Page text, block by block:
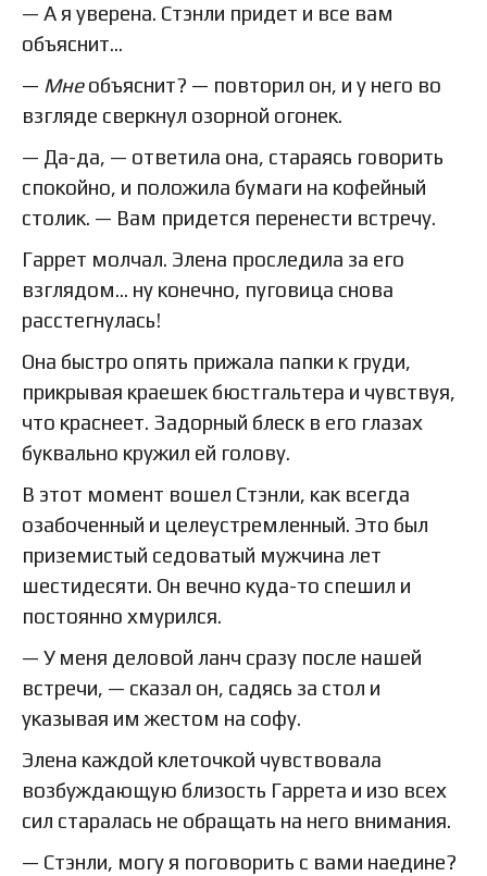
— А я уверена. Стэнли придет и все вам
объяснит…
— Мнеобъяснит? — повторил он, и у него во
взгляде сверкнул озорной огонек.
— Да-да, — ответила она, стараясь говорить
спокойно, и положила бумаги на кофейный
столик. — Вам придется перенести встречу.
Гаррет молчал. Элена проследила за его
взглядом… ну конечно, пуговица снова
расстегнулась!
Она быстро опять прижала папки к груди,
прикрывая краешек бюстгальтера и чувствуя,
что краснеет. Задорный блеск в его глазах
буквально кружил ей голову.
В этот момент вошел Стэнли, как всегда
озабоченный и целеустремленный. Это был
приземистый седоватый мужчина лет
шестидесяти. Он вечно куда-то спешил и
постоянно хмурился.
— У меня деловой ланч сразу после нашей
встречи, — сказал он, садясь за стол и
указывая им жестом на софу.
Элена каждой клеточкой чувствовала
возбуждающую близость Гаррета и изо всех
сил старалась не обращать на него внимания.
— Стэнли, могу я поговорить с вами наедине?